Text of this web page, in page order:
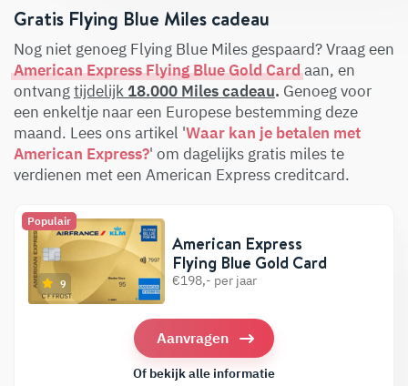
Gratis Flying Blue Miles cadeau
Nog niet genoeg Flying Blue Miles gespaard? Vraag een
American Express Flying Blue Gold Cardaan, en
ontvangtijdelijk 18.000 Miles cadeau. Genoeg voor
een enkeltje naar een Europese bestemming deze
maand. Lees ons artikel 'Waar kan je betalen met
American Express?' om dagelijks gratis miles te
verdienen met een American Express creditcard.
Populair
American Express
Flying Blue Gold Card
€198,- per jaar
9
Aanvragen
Of bekijk alle informatie